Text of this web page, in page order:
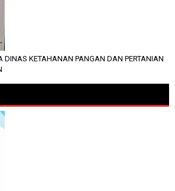
KETAHANAN PANGAN DAN PERTANIAN